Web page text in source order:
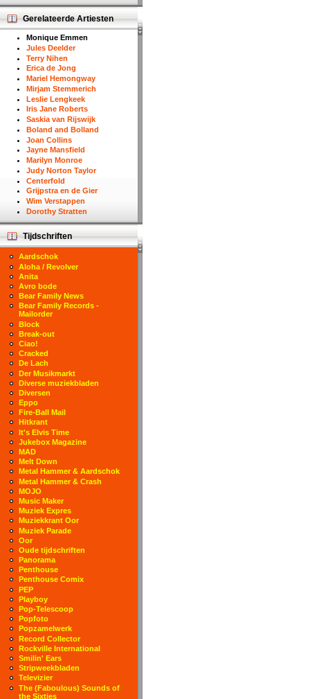
Gerelateerde Artiesten
Monique Emmen
Jules Deelder
Terry Nihen
Erica de Jong
Mariel Hemongway
Mirjam Stemmerich
Leslie Lengkeek
Iris Jane Roberts
Saskia van Rijswijk
Boland and Bolland
Joan Collins
Jayne Mansfield
Marilyn Monroe
Judy Norton Taylor
Centerfold
Grijpstra en de Gier
Wim Verstappen
Dorothy Stratten
Tijdschriften
Aardschok
Aloha / Revolver
Anita
Avro bode
Bear Family News
Bear Family Records -
Mailorder
Block
Break-out
Ciao!
Cracked
De Lach
Der Musikmarkt
Diverse muziekbladen
Diversen
Eppo
Fire-Ball Mail
Hitkrant
It's Elvis Time
Jukebox Magazine
MAD
Melt Down
Metal Hammer & Aardschok
Metal Hammer & Crash
MOJO
Music Maker
Muziek Expres
Muziekkrant Oor
Muziek Parade
Oor
Oude tijdschriften
Panorama
Penthouse
Penthouse Comix
PEP
Playboy
Pop-Telescoop
Popfoto
Popzamelwerk
Record Collector
Rockville International
Smilin' Ears
Stripweekbladen
Televizier
The (Faboulous) Sounds of
the Sixties